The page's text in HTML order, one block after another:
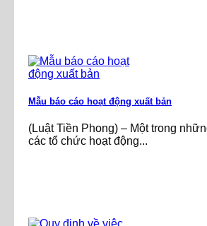
Mẫu báo cáo hoạt động xuất bản
(Luật Tiền Phong) – Một trong
các tổ chức hoạt động...